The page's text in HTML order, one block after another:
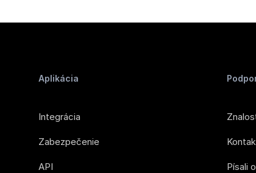
Aplikácia
Integrácia
Zabezpečenie
API Písali